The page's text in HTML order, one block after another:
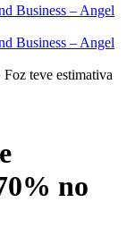
Foz teve estimativa
no